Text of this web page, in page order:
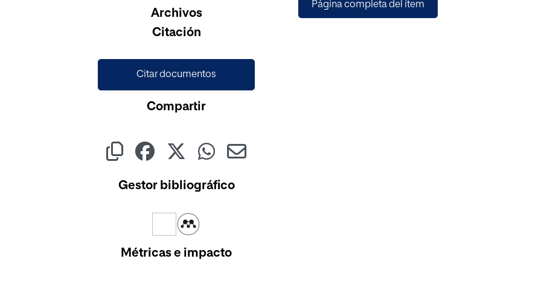
Archivos
Citación
Citar documentos
Compartir
Gestor bibliográfico
Métricas e impacto
Página completa del ítem